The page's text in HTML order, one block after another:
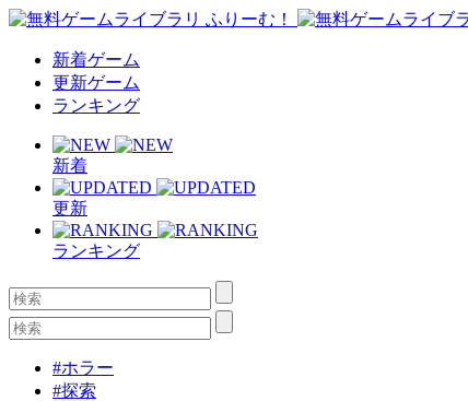
新着ゲーム
更新ゲーム
ランキング
新着
更新
ランキング
#ホラー
#探索